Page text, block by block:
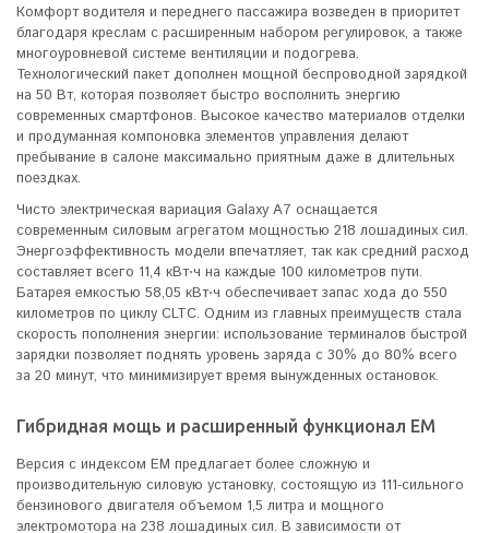
Комфорт водителя и переднего пассажира возведен в приоритет
благодаря креслам с расширенным набором регулировок, а также
многоуровневой системе вентиляции и подогрева.
Технологический пакет дополнен мощной беспроводной зарядкой
на 50 Вт, которая позволяет быстро восполнить энергию
современных смартфонов. Высокое качество материалов отделки
и продуманная компоновка элементов управления делают
пребывание в салоне максимально приятным даже в длительных
поездках.
Чисто электрическая вариация Galaxy A7 оснащается
современным силовым агрегатом мощностью 218 лошадиных сил.
Энергоэффективность модели впечатляет, так как средний расход
составляет всего 11,4 кВт⋅ч на каждые 100 километров пути.
Батарея емкостью 58,05 кВт⋅ч обеспечивает запас хода до 550
километров по циклу CLTC. Одним из главных преимуществ стала
скорость пополнения энергии: использование терминалов быстрой
зарядки позволяет поднять уровень заряда с 30% до 80% всего
за 20 минут, что минимизирует время вынужденных остановок.
Гибридная мощь и расширенный функционал EM
Версия с индексом EM предлагает более сложную и
производительную силовую установку, состоящую из 111-сильного
бензинового двигателя объемом 1,5 литра и мощного
электромотора на 238 лошадиных сил. В зависимости от